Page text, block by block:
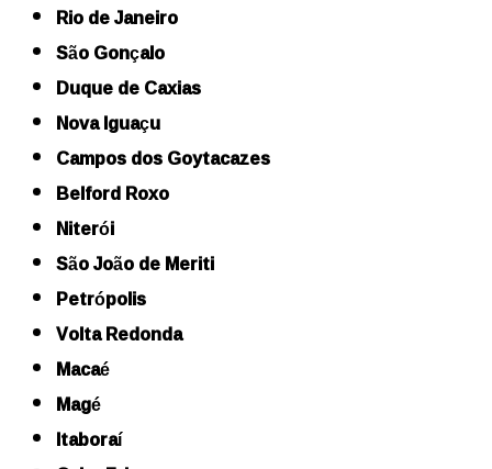
Rio de Janeiro
São Gonçalo
Duque de Caxias
Nova Iguaçu
Campos dos Goytacazes
Belford Roxo
Niterói
São João de Meriti
Petrópolis
Volta Redonda
Macaé
Magé
Itaboraí